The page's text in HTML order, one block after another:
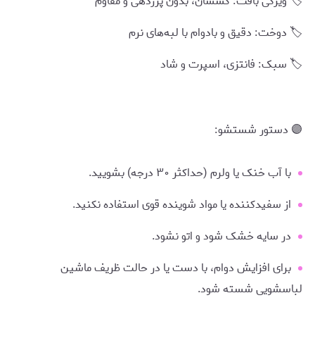
🏷️ دوخت: دقیق و بادوام با لبه‌های نرم
🏷️ سبک: فانتزی، اسپرت و شاد
🟣 دستور شستشو:
با آب خنک یا ولرم (حداکثر ۳۰ درجه) بشویید.
از سفیدکننده یا مواد شوینده قوی استفاده نکنید.
در سایه خشک شود و اتو نشود.
برای افزایش دوام، با دست یا در حالت ظریف ماشین
لباسشویی شسته شود.